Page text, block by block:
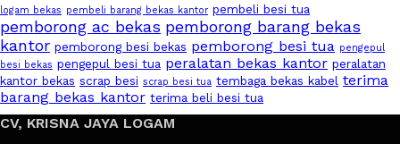
logam bekas pembeli barang bekas kantor pembeli besi tua
pemborong ac bekas pemborong barang bekas
kantor pemborong besi bekas pemborong besi tua pengepul
besi bekas pengepul besi tua peralatan bekas kantor peralatan
kantor bekas scrap besi scrap besi tua tembaga bekas kabel terima
barang bekas kantor terima beli besi tua
CV, KRISNA JAYA LOGAM